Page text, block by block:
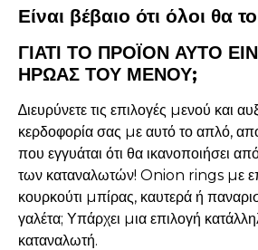
Είναι βέβαιο ότι όλοι θα
ΓΙΑΤΙ ΤΟ ΠΡΟΪΟΝ ΑΥΤΟ
ΗΡΩΑΣ ΤΟΥ ΜΕΝΟΥ;
∆ιευρύνετε τις επιλογές µενού και
κερδοφορία σας µε αυτό το απλό,
που εγγυάται ότι θα ικανοποιήσει
των καταναλωτών! Onion rings µε
κουρκούτι µπίρας, καυτερά ή
γαλέτα; Υπάρχει µια επιλογή
καταναλωτή.